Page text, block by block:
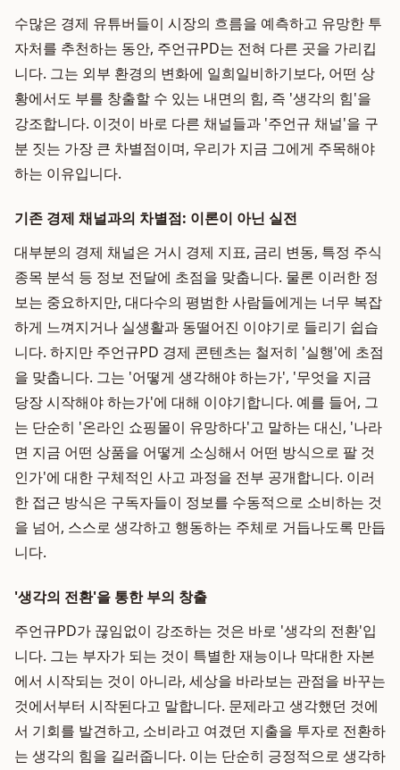
수많은 경제 유튜버들이 시장의 흐름을 예측하고 유망한 투
자처를 추천하는 동안, 주언규PD는 전혀 다른 곳을 가리킵
니다. 그는 외부 환경의 변화에 일희일비하기보다, 어떤 상
황에서도 부를 창출할 수 있는 내면의 힘, 즉 '생각의 힘'을
강조합니다. 이것이 바로 다른 채널들과 '주언규 채널'을 구
분 짓는 가장 큰 차별점이며, 우리가 지금 그에게 주목해야
하는 이유입니다.
기존 경제 채널과의 차별점: 이론이 아닌 실전
대부분의 경제 채널은 거시 경제 지표, 금리 변동, 특정 주식
종목 분석 등 정보 전달에 초점을 맞춥니다. 물론 이러한 정
보는 중요하지만, 대다수의 평범한 사람들에게는 너무 복잡
하게 느껴지거나 실생활과 동떨어진 이야기로 들리기 쉽습
니다. 하지만 주언규PD 경제 콘텐츠는 철저히 '실행'에 초점
을 맞춥니다. 그는 '어떻게 생각해야 하는가', '무엇을 지금
당장 시작해야 하는가'에 대해 이야기합니다. 예를 들어, 그
는 단순히 '온라인 쇼핑몰이 유망하다'고 말하는 대신, '나라
면 지금 어떤 상품을 어떻게 소싱해서 어떤 방식으로 팔 것
인가'에 대한 구체적인 사고 과정을 전부 공개합니다. 이러
한 접근 방식은 구독자들이 정보를 수동적으로 소비하는 것
을 넘어, 스스로 생각하고 행동하는 주체로 거듭나도록 만듭
니다.
'생각의 전환'을 통한 부의 창출
주언규PD가 끊임없이 강조하는 것은 바로 '생각의 전환'입
니다. 그는 부자가 되는 것이 특별한 재능이나 막대한 자본
에서 시작되는 것이 아니라, 세상을 바라보는 관점을 바꾸는
것에서부터 시작된다고 말합니다. 문제라고 생각했던 것에
서 기회를 발견하고, 소비라고 여겼던 지출을 투자로 전환하
는 생각의 힘을 길러줍니다. 이는 단순히 긍정적으로 생각하